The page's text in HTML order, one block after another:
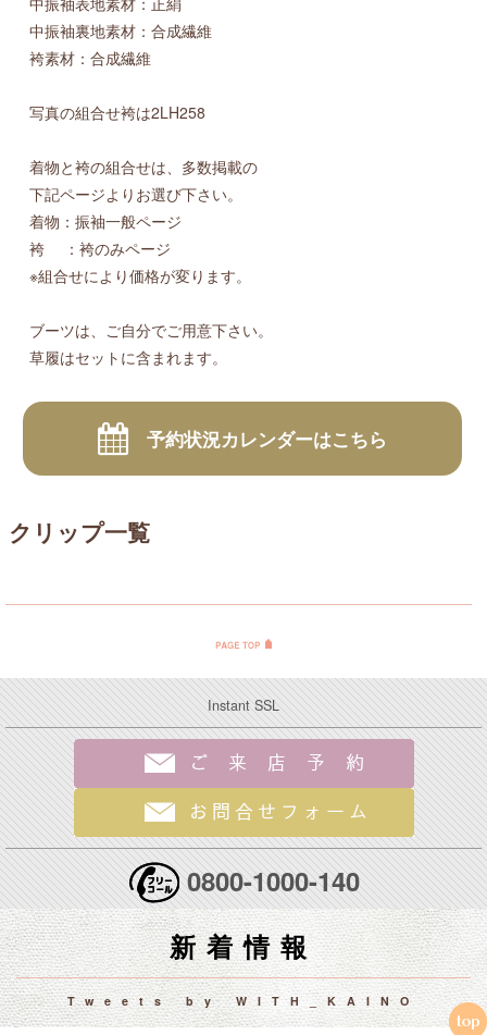
中振袖裏地素材：合成繊維
袴素材：合成繊維
写真の組合せ袴は2LH258
着物と袴の組合せは、多数掲載の
下記ページよりお選び下さい。
着物：振袖一般ページ
袴 ：袴のみページ
※組合せにより価格が変ります。
ブーツは、ご自分でご用意下さい。
草履はセットに含まれます。
予約状況カレンダーはこちら
クリップ一覧
Instant SSL
0800-1000-140
新着情報
Tweets by WITH_KAINO